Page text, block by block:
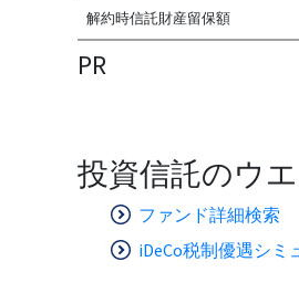
解約時信託財産留保額
PR
投資信託のウ
ファンド詳細検索
iDeCo税制優遇シミ